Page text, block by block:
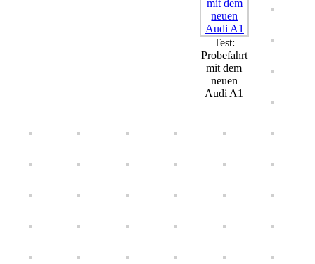
Test:
Probefahrt
mit dem
neuen
Audi A1